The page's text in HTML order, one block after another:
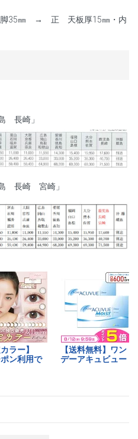
脚35㎜ → 正 天板厚15㎜・内
長崎」
長崎 宮崎」